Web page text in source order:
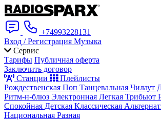
+74993228131
Вход / Регистрация Музыка
Сервис
Тарифы Публичная оферта
Заключить договор
Станции
Плейлисты
Рождественская Поп Танцевальная Чилаут
Ритм-н-блюз Электронная Легкая Трибьют
Спокойная Детская Классическая
Национальная Разная